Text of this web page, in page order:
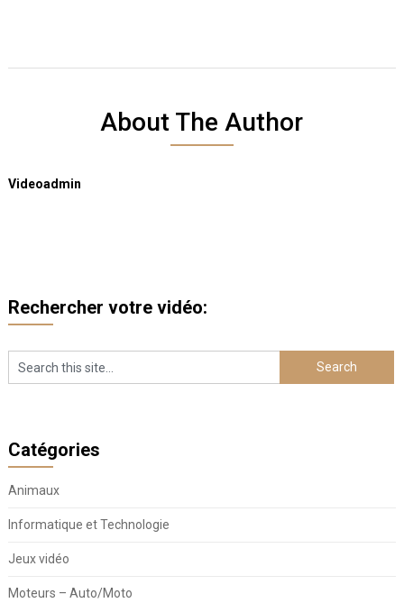
About The Author
Videoadmin
Rechercher votre vidéo:
Catégories
Animaux
Informatique et Technologie
Jeux vidéo
Moteurs – Auto/Moto